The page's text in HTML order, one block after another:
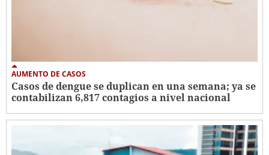
AUMENTO DE CASOS
Casos de dengue se duplican en una semana; ya se
contabilizan 6,817 contagios a nivel nacional